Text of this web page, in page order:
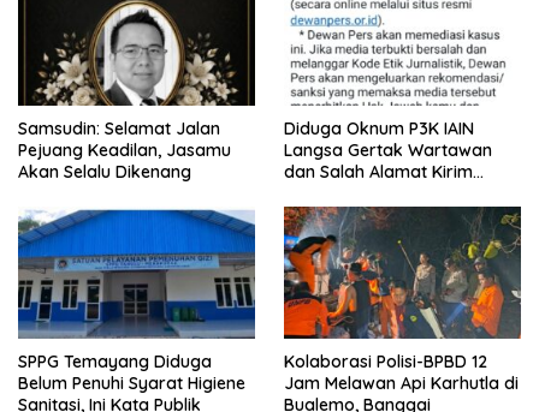
Samsudin: Selamat Jalan
Pejuang Keadilan, Jasamu
Akan Selalu Dikenang
Diduga Oknum P3K IAIN
Langsa Gertak Wartawan
dan Salah Alamat Kirim
SPPG Temayang Diduga
Belum Penuhi Syarat Higiene
Sanitasi, Ini Kata Publik
Kolaborasi Polisi-BPBD 12
Jam Melawan Api Karhutla di
Bualemo, Banggai